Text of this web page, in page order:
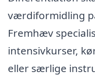
værdiformidling
Fremhæv
intensivkurser,
eller særlige